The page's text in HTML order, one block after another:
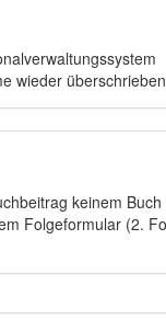
wieder
keinem Buch
Folgeformular (2.